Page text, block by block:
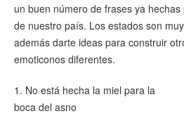
un buen número de frases ya
de nuestro país. Los estados son
además darte ideas para construir
emoticonos diferentes.
1. No está hecha la miel para la
boca del asno